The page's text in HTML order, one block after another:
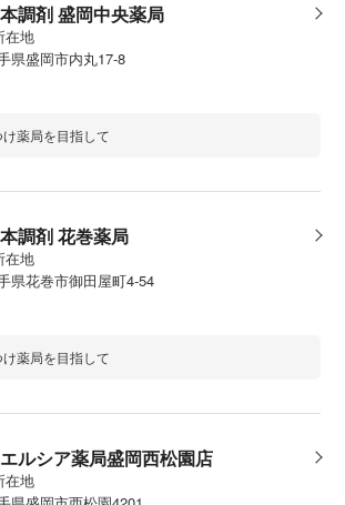
調剤 盛岡中央薬局
在地
県盛岡市内丸17-8
薬局を目指して
調剤 花巻薬局
在地
県花巻市御田屋町4-54
薬局を目指して
ルシア薬局盛岡西松園店
在地